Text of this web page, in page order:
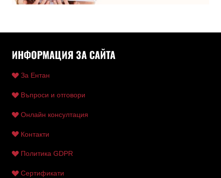
ИНФОРМАЦИЯ ЗА САЙТА
За Ентан
Въпроси и отговори
Онлайн консултация
Контакти
Политика GDPR
Сертификати